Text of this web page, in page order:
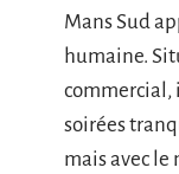
Mans Sud
humaine.
commercial,
soirées
mais avec le